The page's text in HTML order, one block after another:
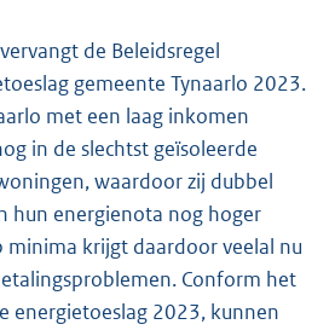
de Beleidsregel
gemeente Tynaarlo 2023.
met een laag inkomen
in de slechtst geïsoleerde
waardoor zij dubbel
hun energienota nog hoger
minima krijgt daardoor veelal nu
Conform het
energietoeslag 2023, kunnen